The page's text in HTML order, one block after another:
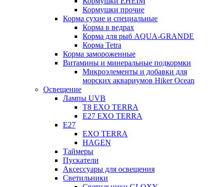
Кормушки прочие
Корма сухие и специальные
Корма в ведрах
Корма для рыб AQUA-GRANDE
Корма Tetra
Корма замороженные
Витамины и минеральные подкормки
Микроэлементы и добавки для
морских аквариумов Hiker Ocean
Освещение
Лампы UVB
Т8 EXO TERRA
Е27 EXO TERRA
Е27
EXO TERRA
HAGEN
Таймеры
Пускатели
Аксессуары для освещения
Светильники